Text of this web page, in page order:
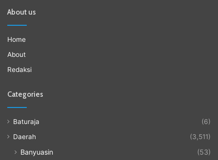
About us
Home
About
Redaksi
Categories
Baturaja
(6)
Daerah
(3,511)
Banyuasin
(53)